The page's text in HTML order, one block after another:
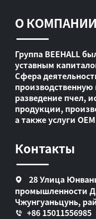
О КОМПАНИИ
Группа BEEHALL
уставным
Сфера
разведение пчел,
продукции,
а также услуги
Контакты
28 Улица
промышленности
Чжунгуаньцунь,
+86 15011556985